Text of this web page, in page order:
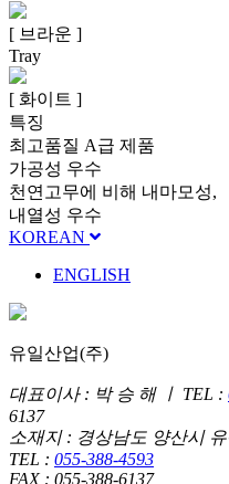
[ 브라운 ]
Tray
[ 화이트 ]
특징
최고품질 A급 제품
가공성 우수
천연고무에 비해 내마모성,
내열성 우수
KOREAN
ENGLISH
유일산업(주)
대표이사 : 박 승 해 ㅣ TEL :
6137
소재지 : 경상남도 양산시
TEL : 055-388-4593
FAX : 055-388-6137